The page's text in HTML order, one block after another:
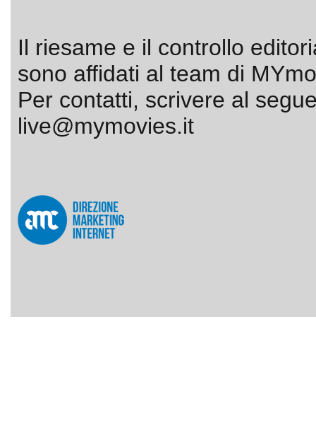
Il riesame e il controllo
sono affidati al team di
Per contatti, scrivere al
live@mymovies.it